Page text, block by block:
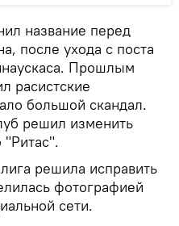
название перед
после ухода с поста
Прошлым
расистские
большой скандал.
решил изменить
"Ритас".
решила исправить
фотографией
сети.